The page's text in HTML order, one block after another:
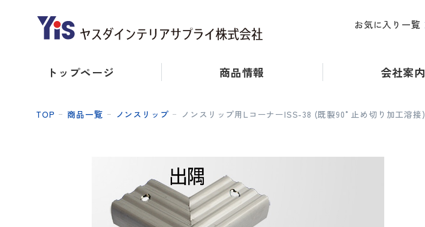
トップページ 商品情報 会社案内
お気に入り一覧
TOP 商品一覧 ノンスリップ ノンスリップ用LコーナーISS-38 (既製90°止め切り加工溶接)